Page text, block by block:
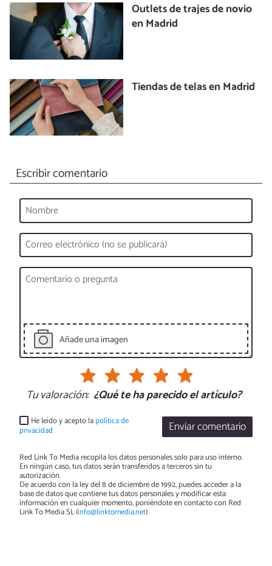
Outlets de trajes de novio
en Madrid
Tiendas de telas en Madrid
Escribir comentario
Añade una imagen
Tu valoración: ¿Qué te ha parecido el artículo?
Enviar comentario
He leído y acepto lapolítica de
privacidad
Red Link To Media recopila los datos personales solo para uso interno.
En ningún caso, tus datos serán transferidos a terceros sin tu
autorización.
De acuerdo con la ley del 8 de diciembre de 1992, puedes acceder a la
base de datos que contiene tus datos personales y modificar esta
información en cualquier momento, poniéndote en contacto con Red
Link To Media SL (info@linktomedia.net)